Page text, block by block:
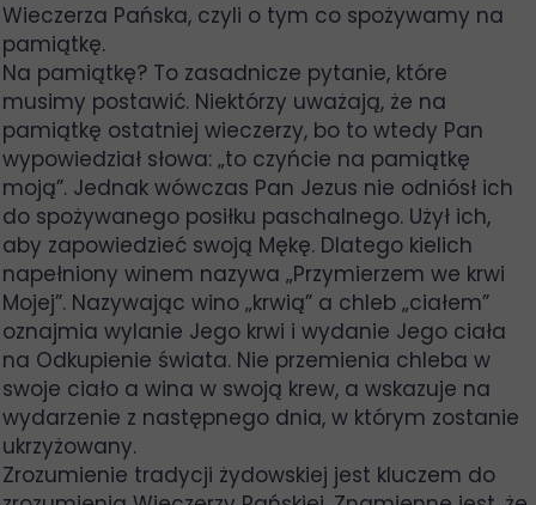
Wieczerza Pańska, czyli o tym co spożywamy na
pamiątkę.
Na pamiątkę? To zasadnicze pytanie, które
musimy postawić. Niektórzy uważają, że na
pamiątkę ostatniej wieczerzy, bo to wtedy Pan
wypowiedział słowa: „to czyńcie na pamiątkę
moją”. Jednak wówczas Pan Jezus nie odniósł ich
do spożywanego posiłku paschalnego. Użył ich,
aby zapowiedzieć swoją Mękę. Dlatego kielich
napełniony winem nazywa „Przymierzem we krwi
Mojej”. Nazywając wino „krwią” a chleb „ciałem”
oznajmia wylanie Jego krwi i wydanie Jego ciała
na Odkupienie świata. Nie przemienia chleba w
swoje ciało a wina w swoją krew, a wskazuje na
wydarzenie z następnego dnia, w którym zostanie
ukrzyżowany.
Zrozumienie tradycji żydowskiej jest kluczem do